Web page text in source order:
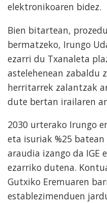
elektronikoaren bidez.
Bien bitartean,
bermatzeko, Irungo
ezarri du Txanaleta
astelehenean zabaldu
herritarrek zalantzak
dute bertan irailaren
2030 urterako Irungo
eta isuriak %25
araudia izango da IGE
ezarriko dutena.
Gutxiko Eremuaren
establezimenduen